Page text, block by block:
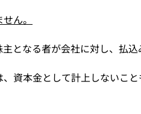
ん。
となる者が会社に対し、払
資本金として計上しないこと